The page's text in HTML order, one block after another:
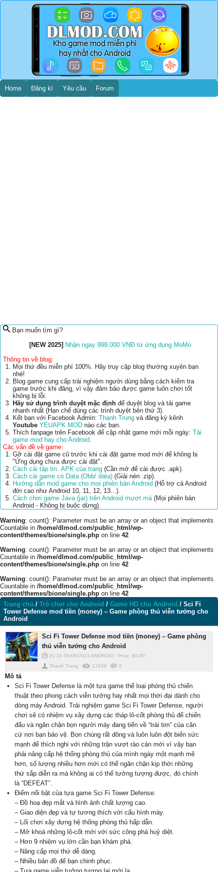
Home Đăng kí Yêu cầu Forum
Bạn muốn tìm gì?
[NEW 2025] Nhận ngay 999.000 VNĐ từ ứng dụng MoMo
Thông tin về blog:
Mọi thứ đều miễn phí 100%. Hãy truy cập blog thường xuyên bạn
nhé!
Blog game cung cấp trải nghiệm người dùng bằng cách kiểm tra
game trước khi đăng, vì vậy đảm bảo được game luôn chơi tốt
không bị lỗi.
Hãy sử dụng trình duyệt mặc định để duyệt blog và tải game
nhanh nhất (Hạn chế dùng các trình duyệt bên thứ 3).
Kết bạn với Facebook Admin: Thanh Trung và đăng ký kênh
Youtube YEUAPK MOD nào các bạn.
Thích fanpage trên Facebook để cập nhật game mới mỗi ngày: Tải
game mod hay cho Android.
Các vấn đề về game:
Gỡ cài đặt game cũ trước khi cài đặt game mod mới để không bị
"Ứng dụng chưa được cài đặt".
Cách cài tập tin .APK của trang (Cần mở để cài được .apk).
Cách cài game có Data (Obb/ data) (Giải nén .zip).
Hướng dẫn mod game cho mọi phiên bản Android (Hỗ trợ cả Android
đời cao như Android 10, 11, 12, 13...).
Cách chơi game Java (jar) trên Android mượt mà(Mọi phiên bản
Android - Không bị buộc dừng).
Warning: count(): Parameter must be an array or an object that implements
Countable in /home/dlmod.com/public_html/wp-
content/themes/bione/single.php on line 42
Warning: count(): Parameter must be an array or an object that implements
Countable in /home/dlmod.com/public_html/wp-
content/themes/bione/single.php on line 42
Warning: count(): Parameter must be an array or an object that implements
Countable in /home/dlmod.com/public_html/wp-
content/themes/bione/single.php on line 42
Trang chủ / Trò chơi cho Android / Game HD cho Android / Sci Fi
Tower Defense mod tiền (money) – Game phòng thủ viễn tưởng cho
Android
Sci Fi Tower Defense mod tiền (money) – Game phòng
thủ viễn tưởng cho Android
21:24 06/08/2021 ANDROID - Price: $0.00
Thanh Trung
17428 0
Mô tả
Sci Fi Tower Defense là một tựa game thể loại phòng thủ chiến
thuật theo phong cách viễn tưởng hay nhất mọi thời đại dành cho
dòng máy Android. Trải nghiệm game Sci Fi Tower Defense, người
chơi sẽ có nhiệm vụ xây dựng các tháp lô-cốt phòng thủ để chiến
đấu và ngăn chặn bọn người máy đang tiến về “trái tim” của căn
cứ nơi bạn bảo vệ. Bọn chúng rất đông và luôn luôn đột biến sức
mạnh để thích nghi với những trận vượt rào cản mới vì vậy bạn
phải nâng cấp hệ thống phòng thủ của mình ngày một mạnh mẽ
hơn, số lượng nhiều hơn mới có thể ngăn chặn kịp thời những
thứ sắp diễn ra mà không ai có thể tưởng tượng được, đó chính
là “DEFEAT”.
Điểm nổi bật của tựa game Sci Fi Tower Defense:
– Đồ hoạ đẹp mắt và hình ảnh chất lượng cao.
– Giao diện đẹp và tự tương thích với cấu hình máy.
– Lối chơi xây dựng hệ thống phòng thủ hấp dẫn.
– Mở khoá những lô-cốt mới với sức công phá huỷ diệt.
– Hơn 9 nhiệm vụ lớn cần bạn khám phá.
– Nâng cấp mọi thứ dễ dàng.
– Nhiều bản đồ để bạn chinh phục.